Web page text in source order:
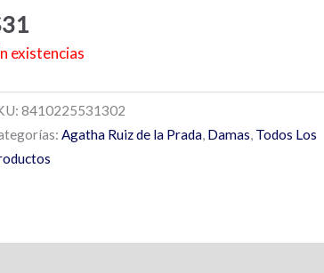
31
existencias
8410225531302
Agatha Ruiz de la Prada, Damas, Todos Los